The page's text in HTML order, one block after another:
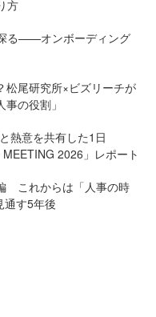
方
る——オンボーディング
松尾研究所×ビズリーチが
の役割」
熱意を共有した1日
2026」レポート
これからは「人事の時
す5年後